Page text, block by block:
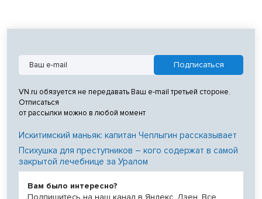
VN.ru обязуется не передавать Ваш e-mail третьей стороне.
Отписаться
от рассылки можно в любой момент
Искитимский маньяк: капитан Чеплыгин рассказывает
Психушка для преступников – кого содержат в самой
закрытой лечебнице за Уралом
Вам было интересно?
Подпишитесь на наш канал в Яндекс. Дзен. Все